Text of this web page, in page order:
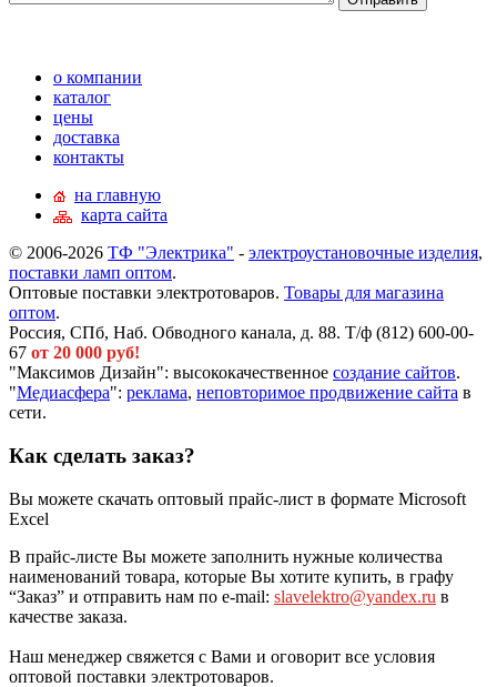
о компании
каталог
цены
доставка
контакты
на главную
карта сайта
© 2006-2026 ТФ "Электрика" - электроустановочные изделия,
поставки ламп оптом.
Оптовые поставки электротоваров. Товары для магазина
оптом.
Россия, СПб, Наб. Обводного канала, д. 88. Т/ф (812) 600-00-
67 от 20 000 руб!
"Максимов Дизайн": высококачественное создание сайтов.
"Медиасфера": реклама, неповторимое продвижение сайта в
сети.
Как сделать заказ?
Вы можете скачать оптовый прайс-лист в формате Microsoft
Excel
В прайс-листе Вы можете заполнить нужные количества
наименований товара, которые Вы хотите купить, в графу
“Заказ” и отправить нам по e-mail: slavelektro@yandex.ru в
качестве заказа.
Наш менеджер свяжется с Вами и оговорит все условия
оптовой поставки электротоваров.